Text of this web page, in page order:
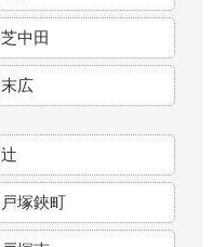
芝中田
末広
辻
戸塚鋏町